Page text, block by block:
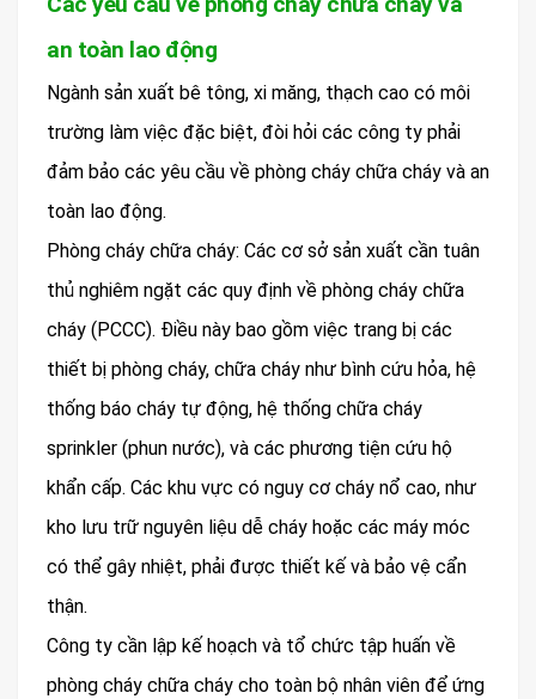
an toàn lao động
Ngành sản xuất bê tông, xi măng, thạch cao có môi
trường làm việc đặc biệt, đòi hỏi các công ty phải
đảm bảo các yêu cầu về phòng cháy chữa cháy và an
toàn lao động.
Phòng cháy chữa cháy: Các cơ sở sản xuất cần tuân
thủ nghiêm ngặt các quy định về phòng cháy chữa
cháy (PCCC). Điều này bao gồm việc trang bị các
thiết bị phòng cháy, chữa cháy như bình cứu hỏa, hệ
thống báo cháy tự động, hệ thống chữa cháy
sprinkler (phun nước), và các phương tiện cứu hộ
khẩn cấp. Các khu vực có nguy cơ cháy nổ cao, như
kho lưu trữ nguyên liệu dễ cháy hoặc các máy móc
có thể gây nhiệt, phải được thiết kế và bảo vệ cẩn
thận.
Công ty cần lập kế hoạch và tổ chức tập huấn về
phòng cháy chữa cháy cho toàn bộ nhân viên để ứng